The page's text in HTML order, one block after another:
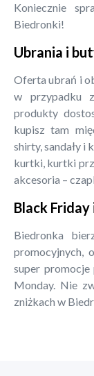
Koniecznie
Biedronki!
Ubrania i
Oferta ubrań i
w przypadku
produkty
kupisz tam
shirty, sandały i
kurtki, kurtki
akcesoria –
Black
Biedronka
promocyjnych,
super
Monday. Nie
zniżkach w